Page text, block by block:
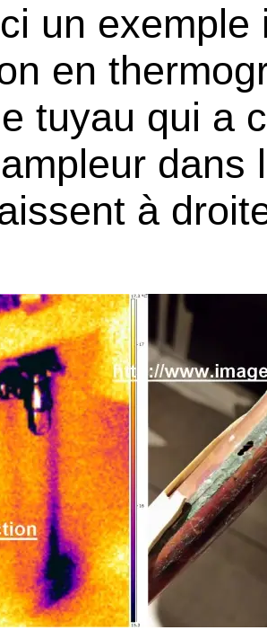
un
en
tuyau qui a
dans
à